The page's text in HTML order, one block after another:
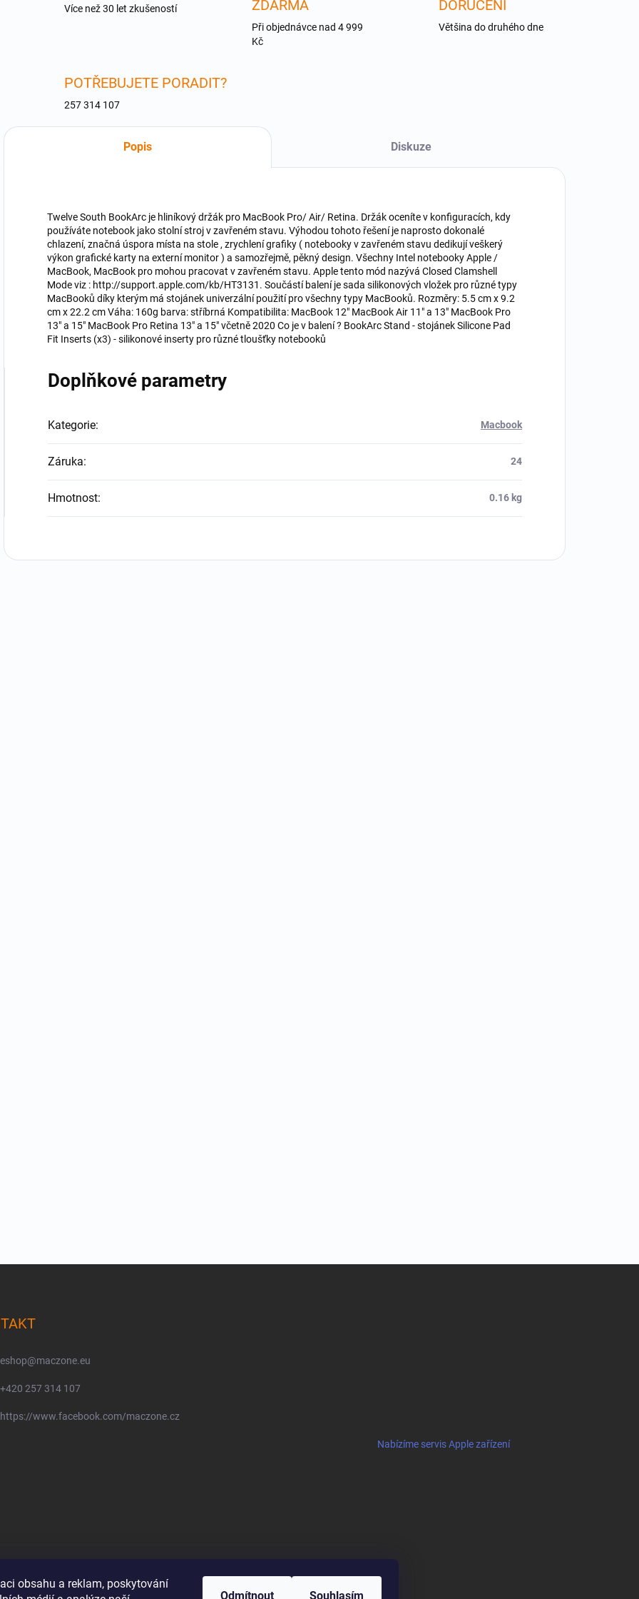
obsahu a reklam, poskytování
Odmítnout Souhlasím
Více než 30 let zkušeností
ZDARMA
Při objednávce nad 4 999
Kč
DORUČENÍ
Většina do druhého dne
POTŘEBUJETE PORADIT?
257 314 107
Popis Diskuze
Twelve South BookArc je hliníkový držák pro MacBook Pro/ Air/ Retina. Držák oceníte v konfiguracích, kdy
používáte notebook jako stolní stroj v zavřeném stavu. Výhodou tohoto řešení je naprosto dokonalé
chlazení, značná úspora místa na stole , zrychlení grafiky ( notebooky v zavřeném stavu dedikují veškerý
výkon grafické karty na externí monitor ) a samozřejmě, pěkný design. Všechny Intel notebooky Apple /
MacBook, MacBook pro mohou pracovat v zavřeném stavu. Apple tento mód nazývá Closed Clamshell
Mode viz : http://support.apple.com/kb/HT3131. Součástí balení je sada silikonových vložek pro různé typy
MacBooků díky kterým má stojánek univerzální použití pro všechny typy MacBooků. Rozměry: 5.5 cm x 9.2
cm x 22.2 cm Váha: 160g barva: stříbrná Kompatibilita: MacBook 12" MacBook Air 11" a 13" MacBook Pro
13" a 15" MacBook Pro Retina 13" a 15" včetně 2020 Co je v balení ? BookArc Stand - stojánek Silicone Pad
Fit Inserts (x3) - silikonové inserty pro různé tloušťky notebooků
Doplňkové parametry
Kategorie: Macbook
Záruka: 24
Hmotnost: 0.16 kg
eshop@maczone.eu
+420 257 314 107
https://www.facebook.com/maczone.cz
Nabízíme servis Apple zařízení